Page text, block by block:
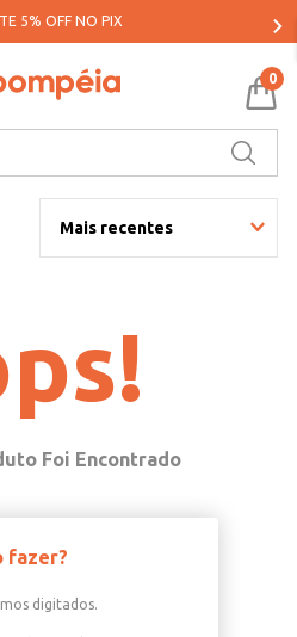
5% OFF NO PIX
0
Mais recentes
fazer?
digitados.